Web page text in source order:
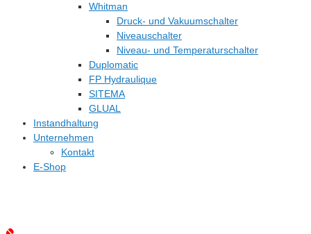
Whitman
Druck- und Vakuumschalter
Niveauschalter
Niveau- und Temperaturschalter
Duplomatic
FP Hydraulique
SITEMA
GLUAL
Instandhaltung
Unternehmen
Kontakt
E-Shop